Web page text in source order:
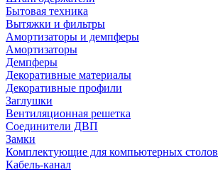
Бытовая техника
Вытяжки и фильтры
Амортизаторы и демпферы
Амортизаторы
Демпферы
Декоративные материалы
Декоративные профили
Заглушки
Вентиляционная решетка
Соединители ДВП
Замки
Комплектующие для компьютерных столов
Кабель-канал